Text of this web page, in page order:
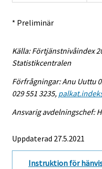
* Preliminär
Källa: Förtjänstnivåindex
Statistikcentralen
Förfrågningar: Anu Uuttu
029 551 3235,
Ansvarig avdelningschef:
Uppdaterad 27.5.2021
Instruktion för